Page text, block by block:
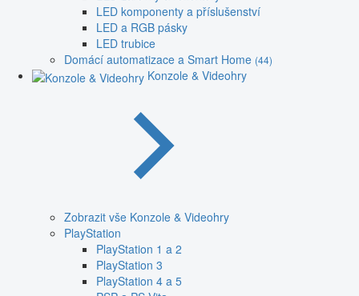
LED komponenty a příslušenství
LED a RGB pásky
LED trubice
Domácí automatizace a Smart Home (44)
Konzole & Videohry
Zobrazit vše Konzole & Videohry
PlayStation
PlayStation 1 a 2
PlayStation 3
PlayStation 4 a 5